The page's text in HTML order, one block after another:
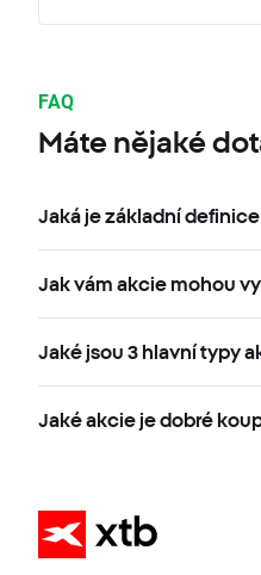
FAQ
Máte nějaké
Jaká je základní
Jak vám akcie mohou
Jaké jsou 3 hlavní typy
Jaké akcie je dobré